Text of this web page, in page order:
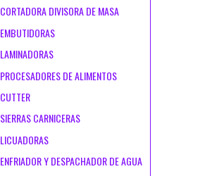
CORTADORA DIVISORA DE MASA
EMBUTIDORAS
LAMINADORAS
PROCESADORES DE ALIMENTOS
CUTTER
SIERRAS CARNICERAS
LICUADORAS
ENFRIADOR Y DESPACHADOR DE AGUA